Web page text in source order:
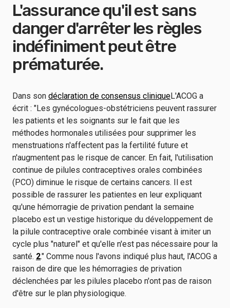
L'assurance qu'il est sans
danger d'arrêter les règles
indéfiniment peut être
prématurée.
Dans son déclaration de consensus cliniqueL'ACOG a
écrit : "Les gynécologues-obstétriciens peuvent rassurer
les patients et les soignants sur le fait que les
méthodes hormonales utilisées pour supprimer les
menstruations n'affectent pas la fertilité future et
n'augmentent pas le risque de cancer. En fait, l'utilisation
continue de pilules contraceptives orales combinées
(PCO) diminue le risque de certains cancers. Il est
possible de rassurer les patientes en leur expliquant
qu'une hémorragie de privation pendant la semaine
placebo est un vestige historique du développement de
la pilule contraceptive orale combinée visant à imiter un
cycle plus "naturel" et qu'elle n'est pas nécessaire pour la
santé. 2." Comme nous l'avons indiqué plus haut, l'ACOG a
raison de dire que les hémorragies de privation
déclenchées par les pilules placebo n'ont pas de raison
d'être sur le plan physiologique.